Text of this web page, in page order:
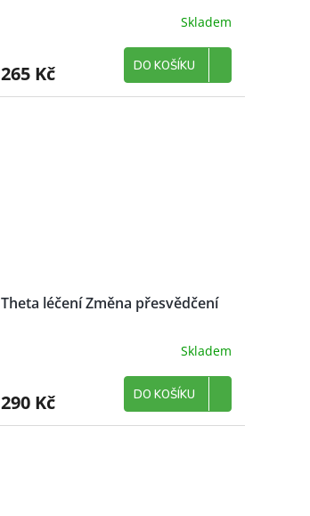
Skladem
265 Kč DO KOŠÍKU
Theta léčení Změna přesvědčení
Skladem
290 Kč DO KOŠÍKU